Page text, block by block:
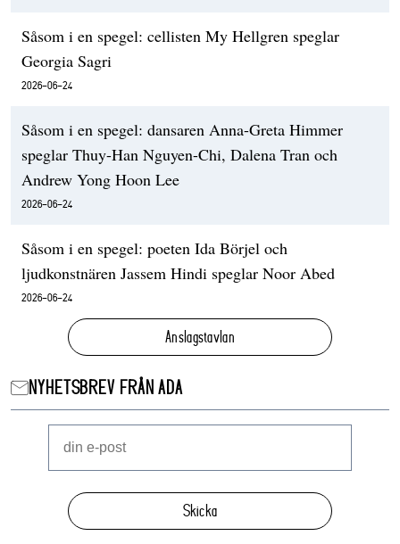
Såsom i en spegel: cellisten My Hellgren speglar
Georgia Sagri
2026-06-24
Såsom i en spegel: dansaren Anna-Greta Himmer
speglar Thuy-Han Nguyen-Chi, Dalena Tran och
Andrew Yong Hoon Lee
2026-06-24
Såsom i en spegel: poeten Ida Börjel och
ljudkonstnären Jassem Hindi speglar Noor Abed
2026-06-24
Anslagstavlan
NYHETSBREV FRÅN ADA
Skicka